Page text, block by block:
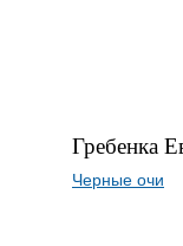
Гребенка
Черные очи